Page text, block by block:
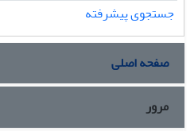
جستجوی پیشرفته
صفحه اصلی
مرور